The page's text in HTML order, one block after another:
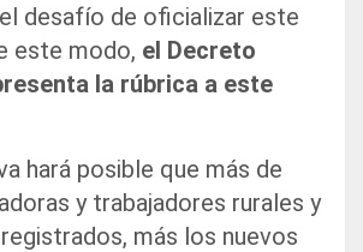
desafío de oficializar este
este modo, el Decreto
la rúbrica a este
hará posible que más de
y trabajadores rurales y
más los nuevos